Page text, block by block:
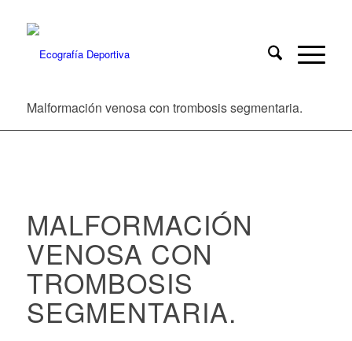
Malformación venosa con trombosis segmentaria.
MALFORMACIÓN
VENOSA CON
TROMBOSIS
SEGMENTARIA.